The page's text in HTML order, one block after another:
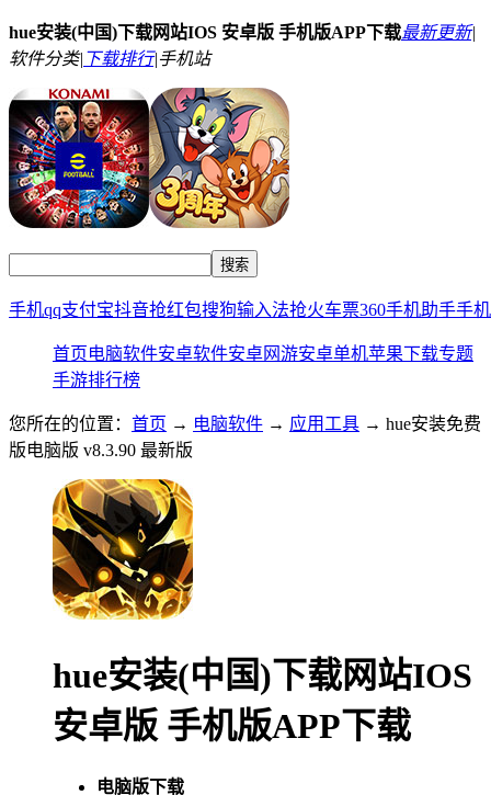
hue安装(中国)下载网站IOS 安卓版 手机版APP下载最新更新|
软件分类| 下载排行|手机站
手机qq支付宝抖音抢红包搜狗输入法抢火车票360手机助手手
首页电脑软件安卓软件安卓网游安卓单机苹果下载专题
手游排行榜
您所在的位置： 首页 → 电脑软件 → 应用工具 → hue安装免费
版电脑版 v8.3.90 最新版
hue安装(中国)下载网站IOS
安卓版 手机版APP下载
电脑版下载